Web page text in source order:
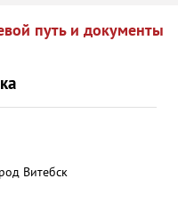
путь и документы
Витебск